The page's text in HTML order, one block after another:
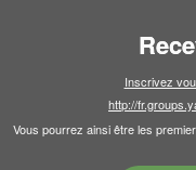
Inscrivez
http://
Vous pourrez ainsi être les